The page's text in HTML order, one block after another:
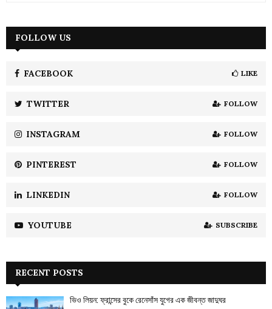
h
H
FOLLOW US
FACEBOOK LIKE
TWITTER FOLLOW
INSTAGRAM FOLLOW
PINTEREST FOLLOW
LINKEDIN FOLLOW
YOUTUBE SUBSCRIBE
RECENT POSTS
ভিও লিয়ন: ফ্রান্সের বুকে রেনেসাঁস যুগের এক জীবন্ত জাদুঘর